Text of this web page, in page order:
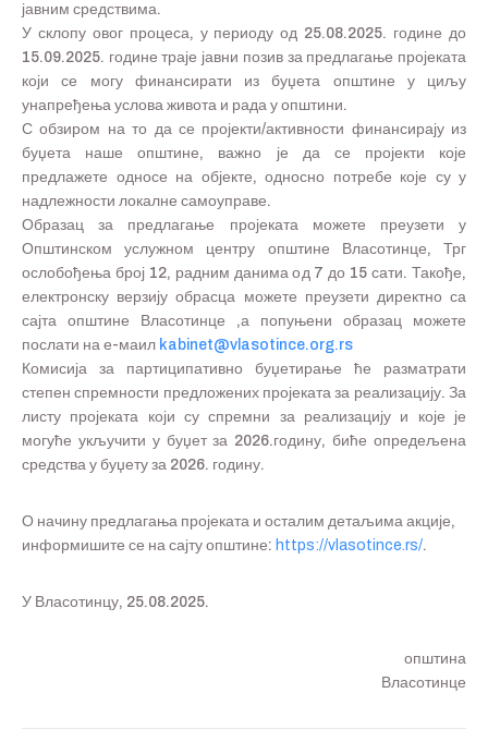
јавним средствима.
У склопу овог процеса, у периоду од 25.08.2025. године до
15.09.2025. године траје јавни позив за предлагање пројеката
који се могу финансирати из буџета општине у циљу
унапређења услова живота и рада у општини.
С обзиром на то да се пројекти/активности финансирају из
буџета наше општине, важно је да се пројекти које
предлажете односе на објекте, односно потребе које су у
надлежности локалне самоуправе.
Образац за предлагање пројеката можете преузети у
Општинском услужном центру општине Власотинце, Трг
ослобођења број 12, радним данима од 7 до 15 сати. Такође,
електронску верзију обрасца можете преузети директно са
сајта општине Власотинце ,а попуњени образац можете
послати на е-маил kabinet@vlasotince.org.rs
Комисија за партиципативно буџетирање ће разматрати
степен спремности предложених пројеката за реализацију. За
листу пројеката који су спремни за реализацију и које је
могуће укључити у буџет за 2026.годину, биће опредељена
средства у буџету за 2026. годину.
О начину предлагања пројеката и осталим детаљима акције,
информишите се на сајту општине: https://vlasotince.rs/.
У Власотинцу, 25.08.2025.
општина
Власотинце